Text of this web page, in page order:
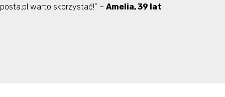
posta.pl warto skorzystać!” – Amelia, 39 lat